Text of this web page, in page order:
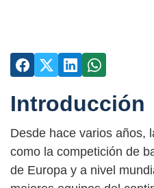
Introducción
Desde hace varios años,
como la competición de
de Europa y a nivel